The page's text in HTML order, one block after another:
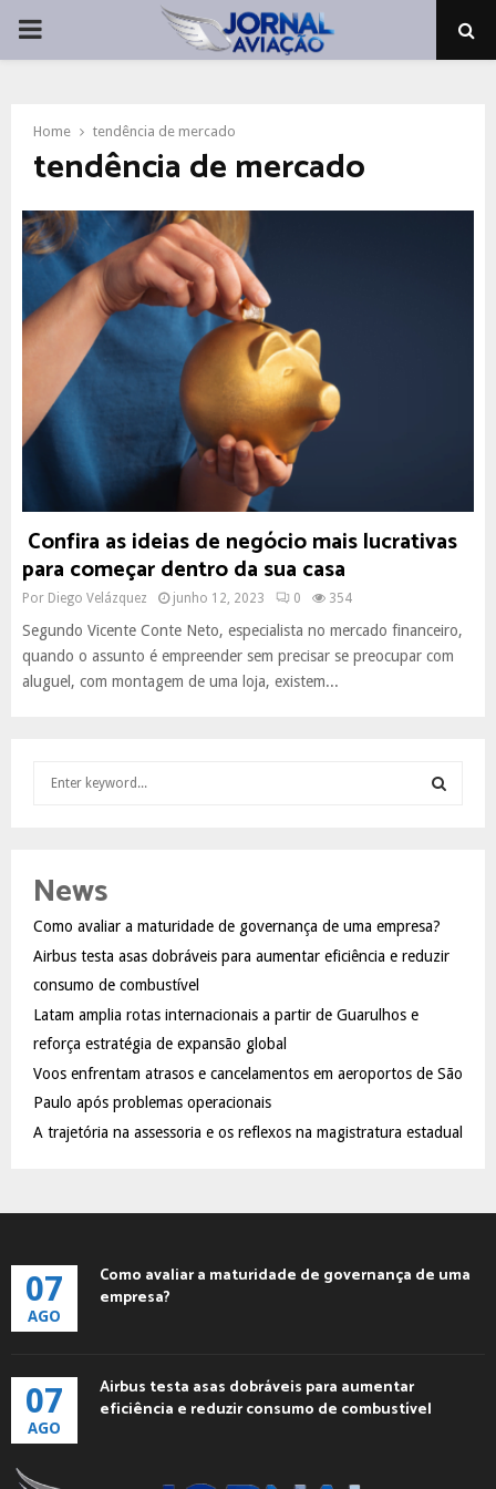
PRIMARY
Home tendência de mercado
tendência de mercado
Confira as ideias de negócio mais lucrativas
para começar dentro da sua casa
Por Diego Velázquez junho 12, 2023 0 354
Segundo Vicente Conte Neto, especialista no mercado financeiro,
quando o assunto é empreender sem precisar se preocupar com
aluguel, com montagem de uma loja, existem...
h
o
r
:
R
News
Como avaliar a maturidade de governança de uma empresa?
Airbus testa asas dobráveis para aumentar eficiência e reduzir
consumo de combustível
Latam amplia rotas internacionais a partir de Guarulhos e
reforça estratégia de expansão global
Voos enfrentam atrasos e cancelamentos em aeroportos de São
Paulo após problemas operacionais
A trajetória na assessoria e os reflexos na magistratura estadual
07
AGO
Como avaliar a maturidade de governança de uma
empresa?
07
AGO
Airbus testa asas dobráveis para aumentar
eficiência e reduzir consumo de combustível